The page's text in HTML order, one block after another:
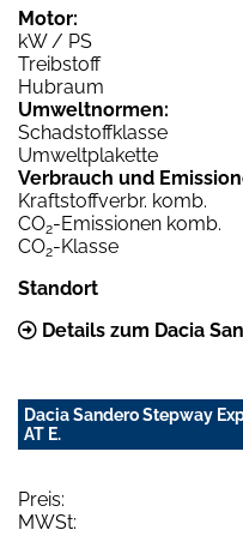
Motor:
kW / PS
Treibstoff
Hubraum
Umweltnormen:
Schadstoffklasse
Umweltplakette
Verbrauch und
Kraftstoffverbr. komb.
CO2-Emissionen komb.
CO2-Klasse
Standort
Details zum Dacia
Dacia Sandero Stepway
AT E.
Preis:
MWSt: